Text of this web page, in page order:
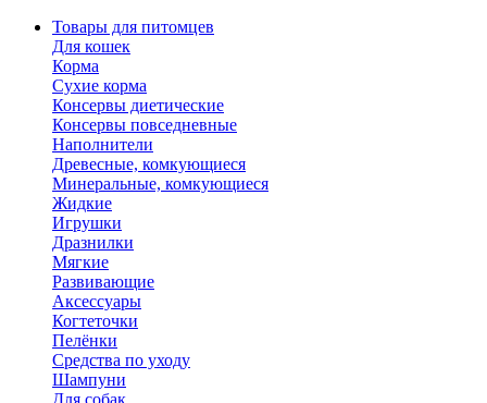
Товары для питомцев
Для кошек
Корма
Сухие корма
Консервы диетические
Консервы повседневные
Наполнители
Древесные, комкующиеся
Минеральные, комкующиеся
Жидкие
Игрушки
Дразнилки
Мягкие
Развивающие
Аксессуары
Когтеточки
Пелёнки
Средства по уходу
Шампуни
Для собак